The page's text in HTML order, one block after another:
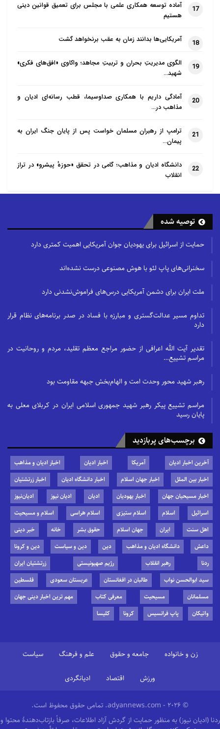
17
آماده توسعه همکاری علمی با مجلس برای تعمیق قوانین دینی
هستیم
18 آمریکایی‌ها بدانند زمان به عقب برنخواهد گشت
19
الگوی مدیریتِ بحران و تربیتِ مجاهد؛ واکاوی «افق‌های فکری»
شهید…
20
آمادگی داریم با همکاری صداوسیما، قطب رسانه‌ای ادیان و
مذاهب در…
21
ترامپ از رهبران مسلمان خواست پس از پایان جنگ ایران به
پیمان…
22
دانشگاه ادیان و مذاهب؛ گامی در تحقق «حوزهٔ پیشرو» در تراز
انقلاب
توصیه شده
حمایت از اسرائیل برای یهودیان جوان آمریکایی اهمیت کمتری دارد
سخنرانی‌های پاپ لئو با هوش مصنوعی درست نشده‌اند
ملت ایران برای دشمن آمریکایی درس‌های فراموش‌نشدنی دارد
تداوم مسیر عدالت‌گستری و مبارزه با فساد در صدر برنامه‌های نظام قرار
دارد
تقدیر آیت الله اعرافی از حضور مراجع معظم تقلید، مردم و روحانیت در
مراسم تشییع…
رهبر شهید محور وحدت امت و الهام‌بخش جبهه مقاومت بود
مراسم تشییع پیکر رهبر شهید جمهوری اسلامی ایران در کربلای معلی به
پایان رسید
برچسب‌های پربازدید
آخرین اخبار ادیان آمریکا اخبار ادیان
اخبار ادیان و مذاهب
اخبار بین الملل
اخبار جهان اسلام اخبار دانشگاه ادیان
اخبار زرتشتیان
اخبار مسیحیان جهان
اخبار یهودیان ادیان ادیان نیوز
ادیان‌نیوز
اسرائیل
اسلام اسلام ستیزی اسلام هراسی
اسلام و مسیحیت
اهل سنت
ایران جهان اسلام حقوق بشر خانه
خبر دینی
داعش
دانشگاه ادیان و مذاهب دین دین و سیاست
دین و کرونا
ردنا
رهبر انقلاب رژیم صهیونیستی
زرتشتیان ایران
سید ابوالحسن نواب
طالبان در افغانستان عربستان سعودی
فلسطین
مسلمانان
مسیحیت معرفی کتاب
مهم ترین اخبار دینی جهان
واتیکان
پاپ فرانسیس کرونا کلیسا
زن و خانواده جامعه و حقوق علم و فرهنگ سیاست
ورزش اقتصاد ادیانگردی
© 2026 - adyannews.com. تمامی حقوق محفوظ است.
ردنا (ادیان نیوز) به منظور حمایت از گردش آزاد اطلاعات، صرفاً بازتاب‌دهندهٔ محتوا و